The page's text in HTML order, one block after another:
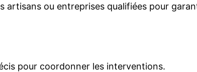
artisans ou entreprises qualifiées pour
pour coordonner les interventions.